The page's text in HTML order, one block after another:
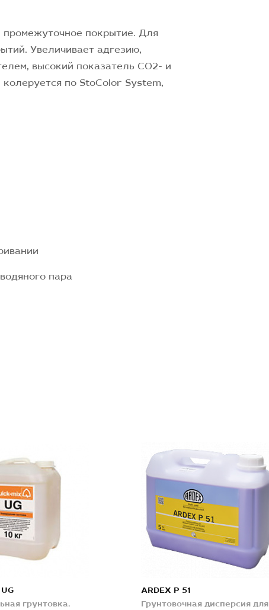
промежуточное покрытие. Для
Увеличивает адгезию,
высокий показатель CO2- и
по StoColor System,
пара
грунтовка.
ARDEX P 51
Грунтовочная дисперсия для